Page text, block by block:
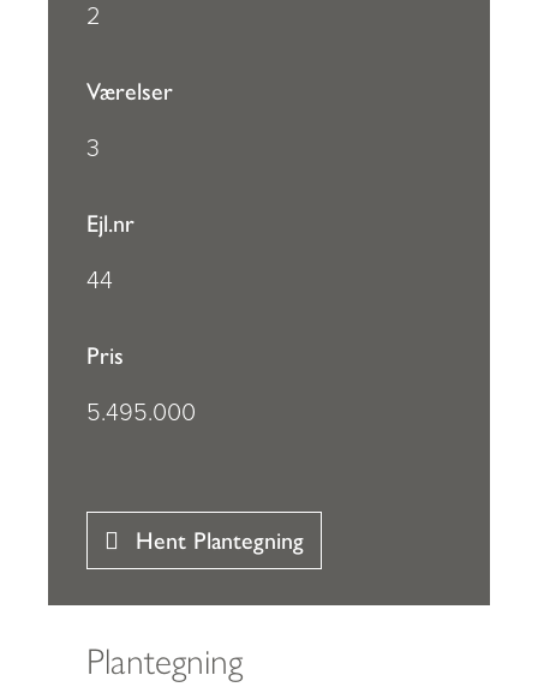
2
Værelser
3
Ejl.nr
44
Pris
5.495.000
Hent Plantegning
Plantegning